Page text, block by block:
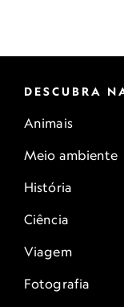
DESCUBRA
Animais
Meio ambiente
História
Ciência
Viagem
Fotografia